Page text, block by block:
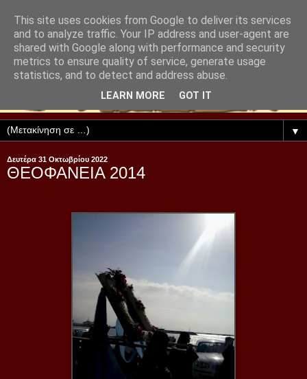
▼
Δευτέρα 31 Οκτωβρίου 2022
ΘΕΟΦΑΝΕΙΑ 2014
This site uses cookies from Google to deliver its services
and to analyze traffic. Your IP address and user-agent are
shared with Google along with performance and security
metrics to ensure quality of service, generate usage
statistics, and to detect and address abuse.
LEARN MORE GOT IT